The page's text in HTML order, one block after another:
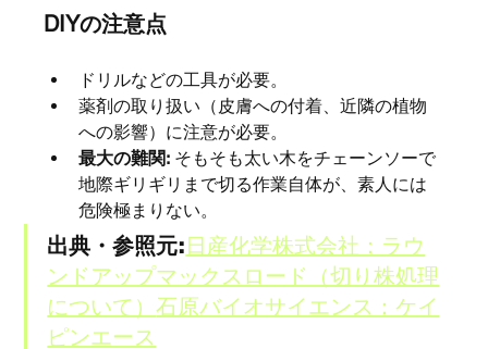
DIYの注意点
ドリルなどの工具が必要。
薬剤の取り扱い（皮膚への付着、近隣の植物
への影響）に注意が必要。
最大の難関: そもそも太い木をチェーンソーで
地際ギリギリまで切る作業自体が、素人には
危険極まりない。
出典・参照元:日産化学株式会社：ラウ
ンドアップマックスロード（切り株処理
について）石原バイオサイエンス：ケイ
ピンエース